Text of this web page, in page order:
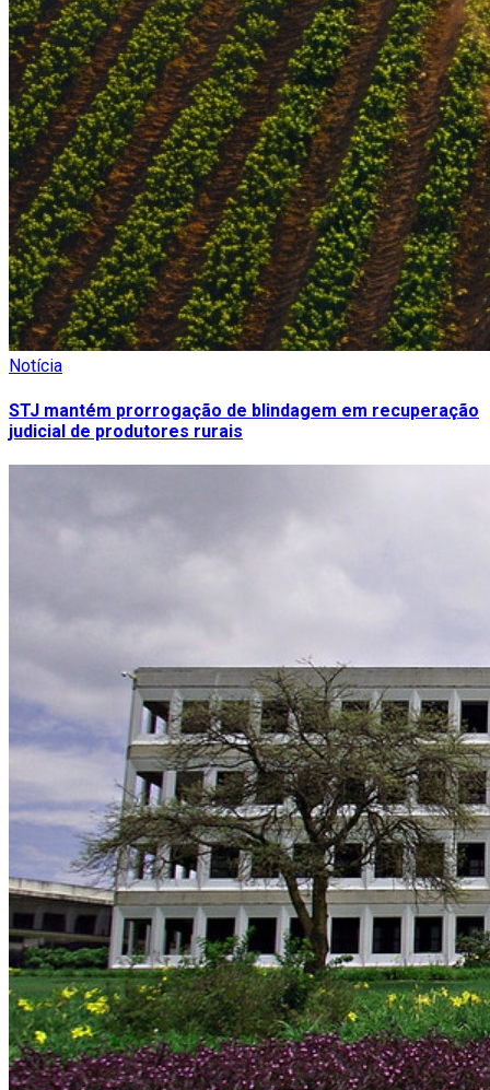
Notícia
STJ mantém prorrogação de blindagem em recuperação
judicial de produtores rurais